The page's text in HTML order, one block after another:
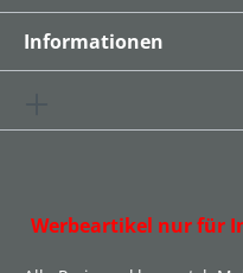
Informationen
Werbeartikel nur für